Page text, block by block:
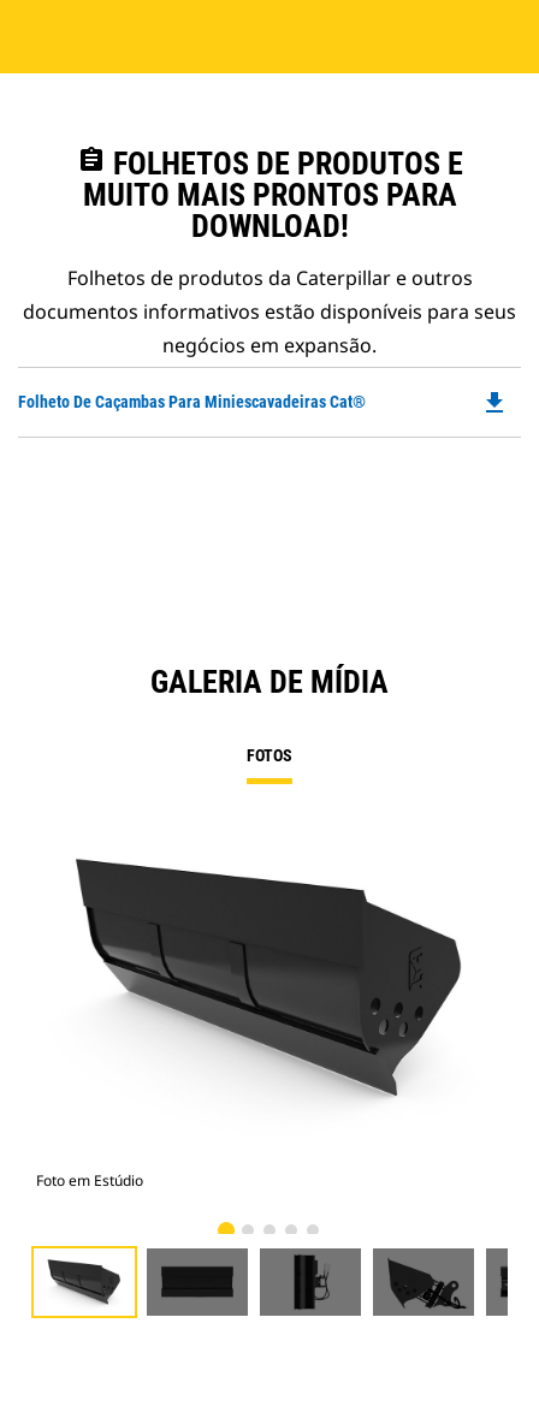
assignment FOLHETOS DE PRODUTOS E
MUITO MAIS PRONTOS PARA
DOWNLOAD!
Folhetos de produtos da Caterpillar e outros
documentos informativos estão disponíveis para seus
negócios em expansão.
Folheto De Caçambas Para Miniescavadeiras Cat® file_download
GALERIA DE MÍDIA
FOTOS
Foto em Estúdio